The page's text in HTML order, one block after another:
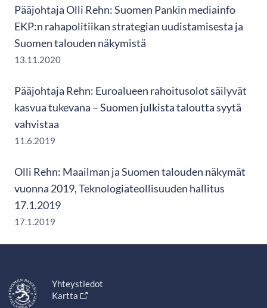
Pääjohtaja Olli Rehn: Suomen Pankin mediainfo
EKP:n rahapolitiikan strategian uudistamisesta ja
Suomen talouden näkymistä
13.11.2020
Pääjohtaja Rehn: Euroalueen rahoitusolot säilyvät
kasvua tukevana – Suomen julkista taloutta syytä
vahvistaa
11.6.2019
Olli Rehn: Maailman ja Suomen talouden näkymät
vuonna 2019, Teknologiateollisuuden hallitus
17.1.2019
17.1.2019
Yhteystiedot
Kartta